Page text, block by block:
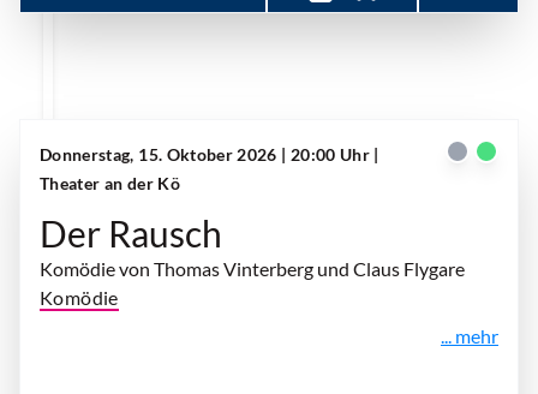
Donnerstag, 15. Oktober 2026 | 20:00 Uhr |
Theater an der Kö
Der Rausch
Komödie von Thomas Vinterberg und Claus Flygare
Komödie
... mehr